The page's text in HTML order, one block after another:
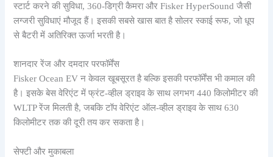
स्टार्ट करने की सुविधा, 360-डिग्री कैमरा और Fisker HyperSound जैसी
लग्जरी सुविधाएं मौजूद हैं। इसकी सबसे खास बात है सोलर स्काई रूफ, जो धूप
से बैटरी में अतिरिक्त ऊर्जा भरती है।
शानदार रेंज और दमदार परफॉर्मेंस
Fisker Ocean EV न केवल खूबसूरत है बल्कि इसकी परफॉर्मेंस भी कमाल की
है। इसके बेस वेरिएंट में फ्रंट-व्हील ड्राइव के साथ लगभग 440 किलोमीटर की
WLTP रेंज मिलती है, जबकि टॉप वेरिएंट ऑल-व्हील ड्राइव के साथ 630
किलोमीटर तक की दूरी तय कर सकता है।
सेफ्टी और मुकाबला